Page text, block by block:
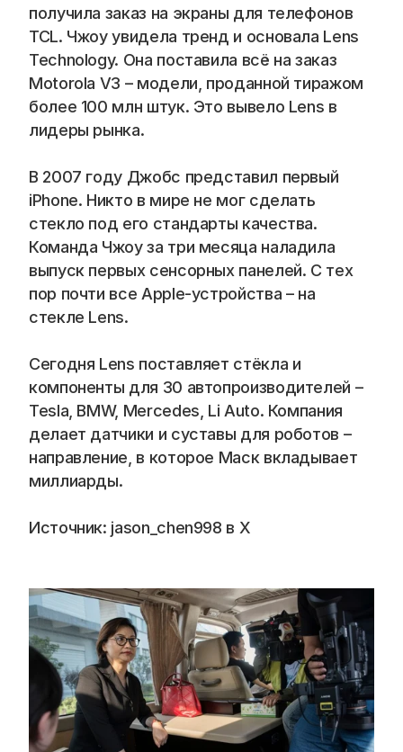
Events
Experts
📞 Спросить менеджера
получила заказ на экраны для телефонов
TCL. Чжоу увидела тренд и основала Lens
Technology. Она поставила всё на заказ
Motorola V3 – модели, проданной тиражом
более 100 млн штук. Это вывело Lens в
лидеры рынка.
В 2007 году Джобс представил первый
iPhone. Никто в мире не мог сделать
стекло под его стандарты качества.
Команда Чжоу за три месяца наладила
выпуск первых сенсорных панелей. С тех
пор почти все Apple-устройства – на
стекле Lens.
Сегодня Lens поставляет стёкла и
компоненты для 30 автопроизводителей –
Tesla, BMW, Mercedes, Li Auto. Компания
делает датчики и суставы для роботов –
направление, в которое Маск вкладывает
миллиарды.
Источник: jason_chen998 в Х